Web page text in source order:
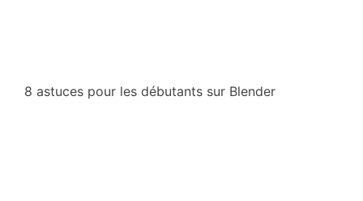
8 astuces pour les débutants sur Blender